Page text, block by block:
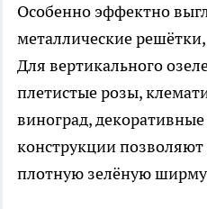
Особенно эффектно
металлические
Для вертикального
плетистые розы,
виноград,
конструкции позволяют
плотную зелёную